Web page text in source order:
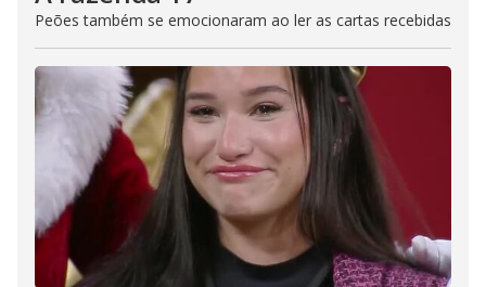
Peões também se emocionaram ao ler as cartas recebidas